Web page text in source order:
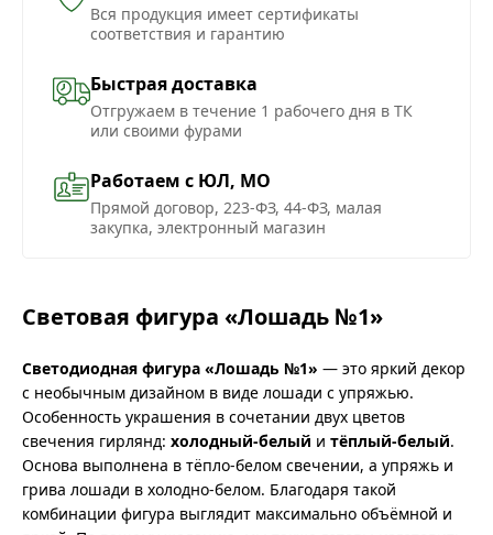
Вся продукция имеет сертификаты
соответствия и гарантию
Быстрая доставка
Отгружаем в течение 1 рабочего дня в ТК
или своими фурами
Работаем с ЮЛ, МО
Прямой договор, 223-ФЗ, 44-ФЗ, малая
закупка, электронный магазин
Световая фигура «Лошадь №1»
Светодиодная фигура «Лошадь №1» — это яркий декор
с необычным дизайном в виде лошади с упряжью.
Особенность украшения в сочетании двух цветов
свечения гирлянд: холодный-белый и тёплый-белый.
Основа выполнена в тёпло-белом свечении, а упряжь и
грива лошади в холодно-белом. Благодаря такой
комбинации фигура выглядит максимально объёмной и